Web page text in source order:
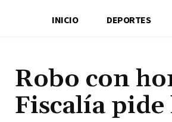
INICIO DEPORTES
Robo con
Fiscalía pide